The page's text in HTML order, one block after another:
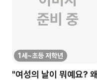
1세~초등 저학년
"여성의 날이 뭐예요? 왜